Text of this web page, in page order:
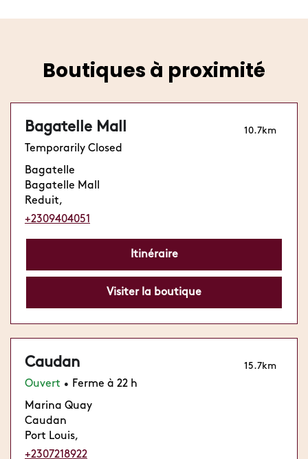
Boutiques à proximité
10.7km
Bagatelle Mall
Temporarily Closed
Bagatelle
Bagatelle Mall
Reduit,
+2309404051
Itinéraire
Visiter la boutique
15.7km
Caudan
Ouvert • Ferme à 22 h
Marina Quay
Caudan
Port Louis,
+2307218922